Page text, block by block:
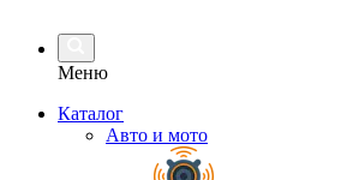
Меню
Каталог
Авто и мото